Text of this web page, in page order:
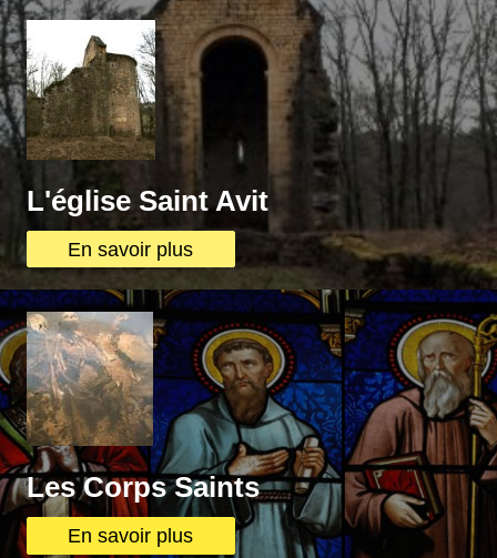
L'église Saint Avit
En savoir plus
Les Corps Saints
En savoir plus